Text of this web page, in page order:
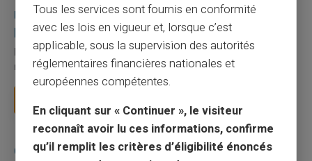
Utilisation responsable du paiement mobile avec
la carte Veritas
Le paiement mobile s'est imposé dans les habitudes quotidiennes,
mais il appelle des réflexes pour é...
Catégories
Tous les services sont fournis en conformité
avec les lois en vigueur et, lorsque c’est
applicable, sous la supervision des autorités
réglementaires financières nationales et
européennes compétentes.
En cliquant sur « Continuer », le visiteur
reconnaît avoir lu ces informations, confirme
qu’il remplit les critères d’éligibilité énoncés